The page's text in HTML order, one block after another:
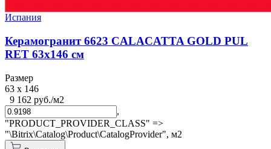
Испания
Керамогранит 6623 CALACATTA GOLD PUL
RET 63x146 см
Размер
63 x 146
9 162 руб./м2
,
"PRODUCT_PROVIDER_CLASS" =>
"\Bitrix\Catalog\Product\CatalogProvider", м2